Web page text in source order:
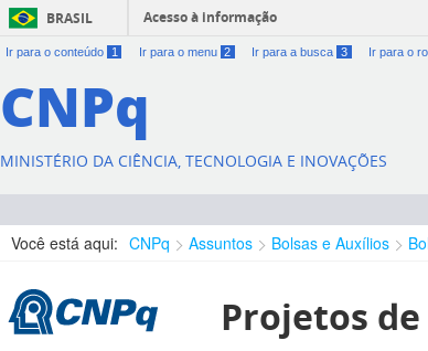
BRASIL Acesso à informação
Ir para o conteúdo 1 Ir para o menu 2 Ir para a busca 3 Ir para o
CNPq
MINISTÉRIO DA CIÊNCIA, TECNOLOGIA E INOVAÇÕES
Você está aqui: CNPq Assuntos Bolsas e Auxílios
Projetos de